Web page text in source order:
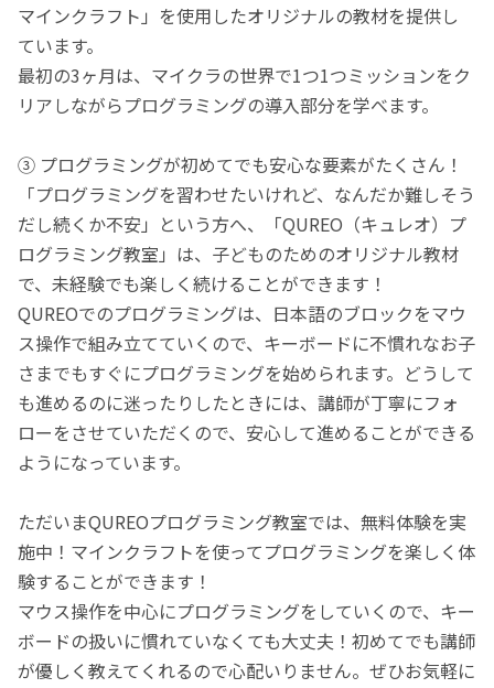
マインクラフト」を使用したオリジナルの教材を提供し
ています。
最初の3ヶ月は、マイクラの世界で1つ1つミッションをク
リアしながらプログラミングの導入部分を学べます。
③ プログラミングが初めてでも安心な要素がたくさん！
「プログラミングを習わせたいけれど、なんだか難しそう
だし続くか不安」という方へ、「QUREO（キュレオ）プ
ログラミング教室」は、子どものためのオリジナル教材
で、未経験でも楽しく続けることができます！
QUREOでのプログラミングは、日本語のブロックをマウ
ス操作で組み立てていくので、キーボードに不慣れなお子
さまでもすぐにプログラミングを始められます。どうして
も進めるのに迷ったりしたときには、講師が丁寧にフォ
ローをさせていただくので、安心して進めることができる
ようになっています。
ただいまQUREOプログラミング教室では、無料体験を実
施中！マインクラフトを使ってプログラミングを楽しく体
験することができます！
マウス操作を中心にプログラミングをしていくので、キー
ボードの扱いに慣れていなくても大丈夫！初めてでも講師
が優しく教えてくれるので心配いりません。ぜひお気軽に